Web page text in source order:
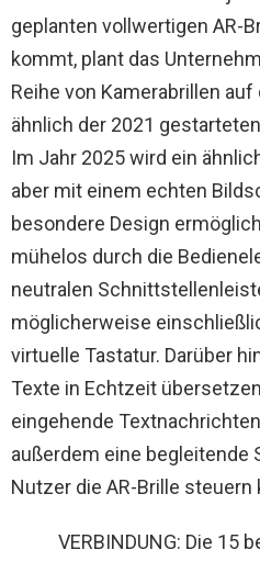
geplanten vollwertigen AR-
kommt, plant das
Reihe von Kamerabrillen
ähnlich der 2021
Im Jahr 2025 wird ein
aber mit einem echten
besondere Design
mühelos durch die
neutralen
möglicherweise
virtuelle Tastatur. Darüber
Texte in Echtzeit
eingehende
außerdem eine begleitende
Nutzer die AR-Brille steuern
VERBINDUNG: Die 15